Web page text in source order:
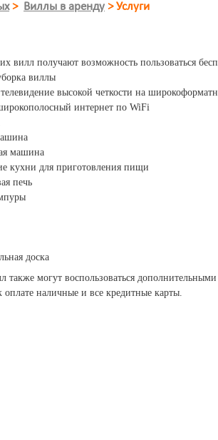
> Виллы в аренду >Услуги
вилл получают возможность пользоваться
виллы
высокой четкости на
интернет по WiFi
машина
кухни для приготовления пищи
печь
доска
также могут воспользоваться
наличные и все кредитные карты.